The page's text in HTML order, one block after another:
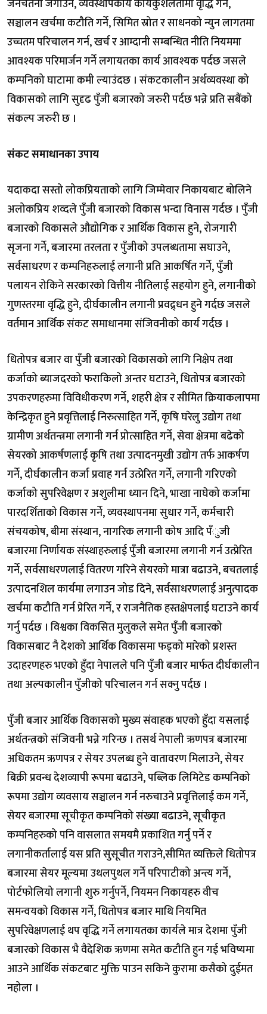
जनचेतना जगाउने, व्यवस्थापकीय कार्यकुशलतामा वृद्धि गर्ने,
सञ्चालन खर्चमा कटौति गर्ने, सिमित स्रोत र साधनको न्युन लागतमा
उच्चतम परिचालन गर्न, खर्च र आम्दानी सम्बन्धित नीति नियममा
आवश्यक परिमार्जन गर्ने लगायतका कार्य आवश्यक पर्दछ जसले
कम्पनिको घाटामा कमी ल्याउंदछ । संकटकालीन अर्थव्यवस्था को
विकासको लागि सुदृढ पुँजी बजारको जरुरी पर्दछ भन्ने प्रति सबैंको
संकल्प जरुरी छ ।
संकट समाधानका उपाय
यदाकदा सस्तो लोकप्रियताको लागि जिम्मेवार निकायबाट बोलिने
अलोकप्रिय शव्दले पुँजी बजारको विकास भन्दा विनास गर्दछ । पुँजी
बजारको विकासले औद्योगिक र आर्थिक विकास हुने, रोजगारी
सृजना गर्ने, बजारमा तरलता र पुँजीको उपलब्धतामा सघाउने,
सर्वसाधरण र कम्पनिहरुलाई लगानी प्रति आकर्षित गर्ने, पुँजी
पलायन रोकिने सरकारको वित्तीय नीतिलाई सहयोग हुने, लगानीको
गुणस्तरमा वृद्धि हुने, दीर्घकालीन लगानी प्रवद्र्धन हुने गर्दछ जसले
वर्तमान आर्थिक संकट समाधानमा संजिवनीको कार्य गर्दछ ।
धितोपत्र बजार वा पुँजी बजारको विकासको लागि निक्षेप तथा
कर्जाको ब्याजदरको फराकिलो अन्तर घटाउने, धितोपत्र बजारको
उपकरणहरुमा विविधीकरण गर्ने, शहरी क्षेत्र र सीमित क्रियाकलापमा
केन्द्रिकृत हुने प्रवृत्तिलाई निरुत्साहित गर्ने, कृषि घरेलु उद्योग तथा
ग्रामीण अर्थतन्त्रमा लगानी गर्न प्रोत्साहित गर्ने, सेवा क्षेत्रमा बढेको
सेयरको आकर्षणलाई कृषि तथा उत्पादनमुखी उद्योग तर्फ आकर्षण
गर्ने, दीर्घकालीन कर्जा प्रवाह गर्न उत्प्रेरित गर्ने, लगानी गरिएको
कर्जाको सुपरिवेक्षण र अशुलीमा ध्यान दिने, भाखा नाघेको कर्जामा
पारदर्शिताको विकास गर्ने, व्यवस्थापनमा सुधार गर्ने, कर्मचारी
संचयकोष, बीमा संस्थान, नागरिक लगानी कोष आदि पँुजी
बजारमा निर्णायक संस्थाहरुलाई पुँजी बजारमा लगानी गर्न उत्प्रेरित
गर्ने, सर्वसाधरणलाई वितरण गरिने सेयरको मात्रा बढाउने, बचतलाई
उत्पादनशिल कार्यमा लगाउन जोड दिने, सर्वसाधरणलाई अनुत्पादक
खर्चमा कटौति गर्न प्रेरित गर्ने, र राजनैतिक हस्तक्षेपलाई घटाउने कार्य
गर्नु पर्दछ । विश्वका विकसित मुलुकले समेत पुँजी बजारको
विकासबाट नै देशको आर्थिक विकासमा फड्को मारेको प्रशस्त
उदाहरणहरु भएको हुँदा नेपालले पनि पुँजी बजार मार्फत दीर्घकालीन
तथा अल्पकालीन पुँजीको परिचालन गर्न सक्नु पर्दछ ।
पुँजी बजार आर्थिक विकासको मुख्य संवाहक भएको हुँदा यसलाई
अर्थतन्त्रको संजिवनी भन्ने गरिन्छ । तसर्थ नेपाली ऋणपत्र बजारमा
अधिकतम ऋणपत्र र सेयर उपलब्ध हुने वातावरण मिलाउने, सेयर
बिक्री प्रवन्ध देशव्यापी रूपमा बढाउने, पब्लिक लिमिटेड कम्पनिको
रूपमा उद्योग व्यवसाय सञ्चालन गर्न नरुचाउने प्रवृत्तिलाई कम गर्ने,
सेयर बजारमा सूचीकृत कम्पनिको संख्या बढाउने, सूचीकृत
कम्पनिहरुको पनि वासलात समयमै प्रकाशित गर्नु पर्ने र
लगानीकर्तालाई यस प्रति सुसूचीत गराउने,सीमित व्यक्तिले धितोपत्र
बजारमा सेयर मूल्यमा उथलपुथल गर्ने परिपाटीको अन्त्य गर्ने,
पोर्टफोलियो लगानी शुरु गर्नुपर्ने, नियमन निकायहरु वीच
समन्वयको विकास गर्ने, धितोपत्र बजार माथि नियमित
सुपरिवेक्षणलाई थप वृद्धि गर्ने लगायतका कार्यले मात्र देशमा पुँजी
बजारको विकास भै वैदेशिक ऋणमा समेत कटौति हुन गई भविष्यमा
आउने आर्थिक संकटबाट मुक्ति पाउन सकिने कुरामा कसैको दुईमत
नहोला ।